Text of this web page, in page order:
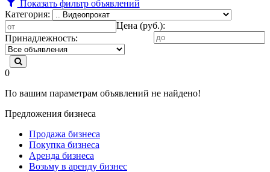
Показать фильтр объявлений
Категория:
Цена (руб.):
Принадлежность:
0
По вашим параметрам объявлений не найдено!
Предложения бизнеса
Продажа бизнеса
Покупка бизнеса
Аренда бизнеса
Возьму в аренду бизнес